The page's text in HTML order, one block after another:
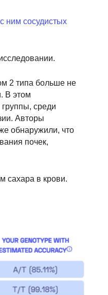
ним сосудистых
2 типа больше не
В этом
группы, среди
Авторы
обнаружили, что
почек,
сахара в крови.